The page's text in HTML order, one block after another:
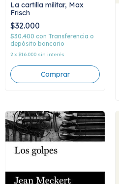
La cartilla militar, Max
Frisch
$32.000
$30.400 con Transferencia o
depósito bancario
2 x $16.000 sin interés